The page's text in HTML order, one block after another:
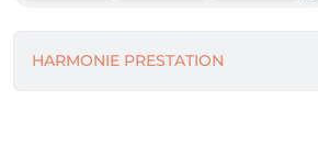
HARMONIE PRESTATION